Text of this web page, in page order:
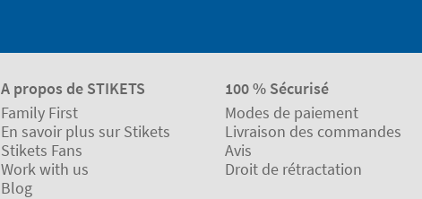
A propos de STIKETS
Family First
En savoir plus sur Stikets
Stikets Fans
Work with us
Blog
100 % Sécurisé
Modes de paiement
Livraison des commandes
Avis
Droit de rétractation